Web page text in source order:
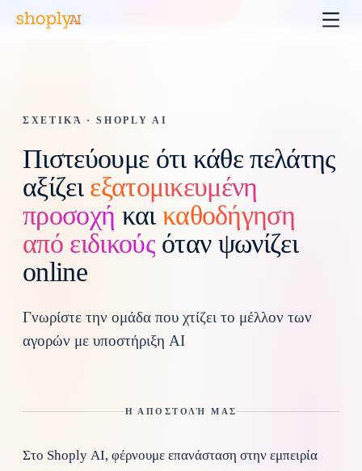
ΣΧΕΤΙΚΆ · SHOPLY AI
Πιστεύουμε ότι κάθε πελάτης
αξίζει εξατομικευμένη
προσοχή και καθοδήγηση
από ειδικούς όταν ψωνίζει
online
Γνωρίστε την ομάδα που χτίζει το μέλλον των
αγορών με υποστήριξη AI
Η ΑΠΟΣΤΟΛΉ ΜΑΣ
Στο Shoply AI, φέρνουμε επανάσταση στην εμπειρία